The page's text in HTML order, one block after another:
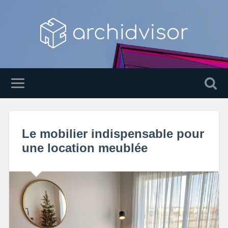
Le mobilier indispensable pour
une location meublée